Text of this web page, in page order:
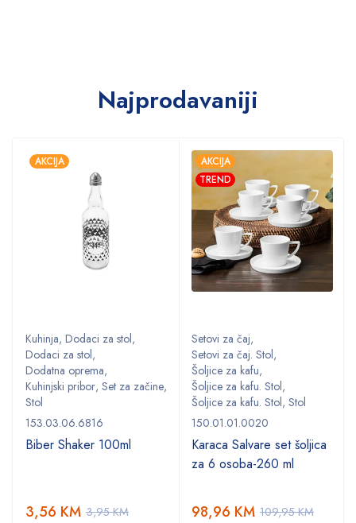
Najprodavaniji
AKCIJA
Kuhinja, Dodaci za stol,
Dodaci za stol,
Dodatna oprema,
Kuhinjski pribor, Set za začine,
Stol
153.03.06.6816
Biber Shaker 100ml
3,95KM
3,56 KM
AKCIJA
TREND
Setovi za čaj,
Setovi za čaj. Stol,
Šoljice za kafu,
Šoljice za kafu. Stol,
Šoljice za kafu. Stol, Stol
150.01.01.0020
Karaca Salvare set šoljica
za 6 osoba-260 ml
109,95KM
98,96 KM